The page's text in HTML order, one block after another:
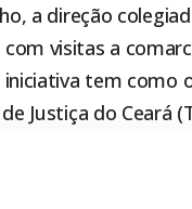
a direção
visitas a
tem como
Justiça do Ceará